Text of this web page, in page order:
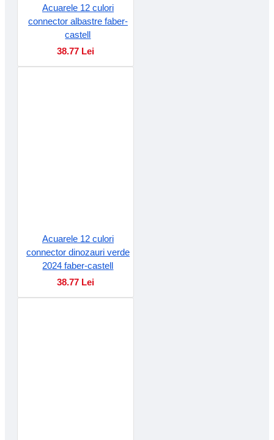
Acuarele 12 culori
connector albastre faber-
castell
38.77 Lei
Acuarele 12 culori
connector dinozauri verde
2024 faber-castell
38.77 Lei